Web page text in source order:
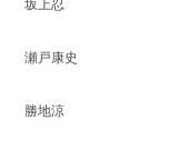
坂上忍
瀬戸康史
勝地涼